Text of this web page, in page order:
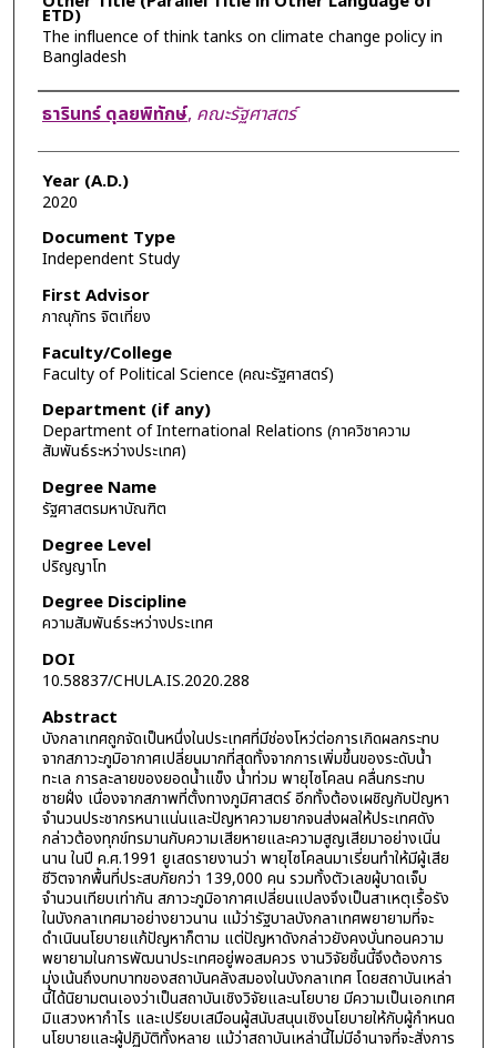
ETD)
The influence of think tanks on climate change policy in
Bangladesh
Author
ธารินทร์ ดุลยพิทักษ์, คณะรัฐศาสตร์
Year (A.D.)
2020
Document Type
Independent Study
First Advisor
ภาณุภัทร จิตเที่ยง
Faculty/College
Faculty of Political Science (คณะรัฐศาสตร์)
Department (if any)
Department of International Relations (ภาควิชาความ
สัมพันธ์ระหว่างประเทศ)
Degree Name
รัฐศาสตรมหาบัณฑิต
Degree Level
ปริญญาโท
Degree Discipline
ความสัมพันธ์ระหว่างประเทศ
DOI
10.58837/CHULA.IS.2020.288
Abstract
บังกลาเทศถูกจัดเป็นหนึ่งในประเทศที่มีช่องโหว่ต่อการเกิดผลกระทบ
จากสภาวะภูมิอากาศเปลี่ยนมากที่สุดทั้งจากการเพิ่มขึ้นของระดับน้ำ
ทะเล การละลายของยอดน้ำแข็ง น้ำท่วม พายุไซโคลน คลื่นกระทบ
ชายฝั่ง เนื่องจากสภาพที่ตั้งทางภูมิศาสตร์ อีกทั้งต้องเผชิญกับปัญหา
จำนวนประชากรหนาแน่นและปัญหาความยากจนส่งผลให้ประเทศดัง
กล่าวต้องทุกข์ทรมานกับความเสียหายและความสูญเสียมาอย่างเนิ่น
นาน ในปี ค.ศ.1991 ยูเสดรายงานว่า พายุไซโคลนมาเรี่ยนทำให้มีผู้เสีย
ชีวิตจากพื้นที่ประสบภัยกว่า 139,000 คน รวมทั้งตัวเลขผู้บาดเจ็บ
จำนวนเทียบเท่ากัน สภาวะภูมิอากาศเปลี่ยนแปลงจึงเป็นสาเหตุเรื้อรัง
ในบังกลาเทศมาอย่างยาวนาน แม้ว่ารัฐบาลบังกลาเทศพยายามที่จะ
ดำเนินนโยบายแก้ปัญหาก็ตาม แต่ปัญหาดังกล่าวยังคงบั่นทอนความ
พยายามในการพัฒนาประเทศอยู่พอสมควร งานวิจัยชิ้นนี้จึงต้องการ
มุ่งเน้นถึงบทบาทของสถาบันคลังสมองในบังกลาเทศ โดยสถาบันเหล่า
นี้ได้นิยามตนเองว่าเป็นสถาบันเชิงวิจัยและนโยบาย มีความเป็นเอกเทศ
มิแสวงหากำไร และเปรียบเสมือนผู้สนับสนุนเชิงนโยบายให้กับผู้กำหนด
นโยบายและผู้ปฏิบัติทั้งหลาย แม้ว่าสถาบันเหล่านี้ไม่มีอำนาจที่จะสั่งการ